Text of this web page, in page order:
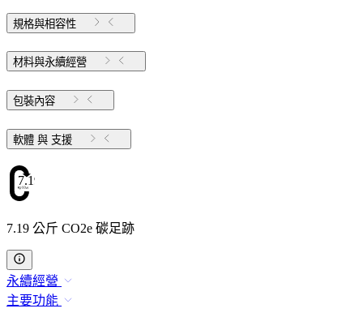
規格與相容性
材料與永續經營
包裝內容
軟體 與 支援
7.19
7.19 公斤 CO2e 碳足跡
永續經營
主要功能